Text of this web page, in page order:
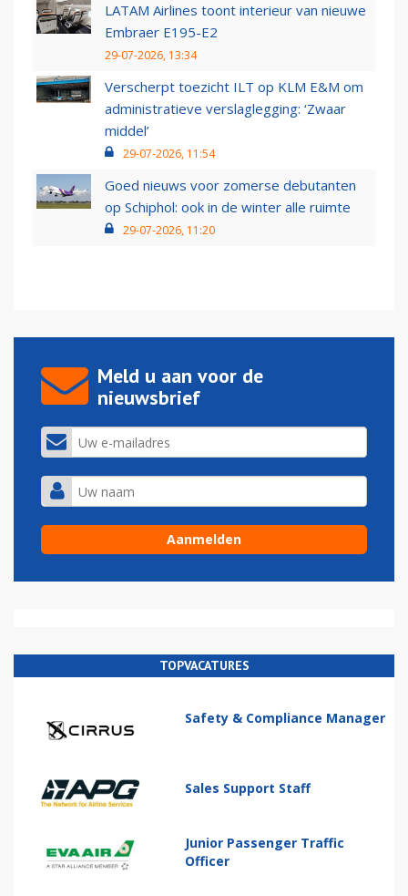
LATAM Airlines toont interieur van nieuwe
Embraer E195-E2
29-07-2026, 13:34
Verscherpt toezicht ILT op KLM E&M om
administratieve verslaglegging: ‘Zwaar
middel’
29-07-2026, 11:54
Goed nieuws voor zomerse debutanten
op Schiphol: ook in de winter alle ruimte
29-07-2026, 11:20
Meld u aan voor de
nieuwsbrief
TOPVACATURES
Safety & Compliance Manager
Sales Support Staff
Junior Passenger Traffic
Officer